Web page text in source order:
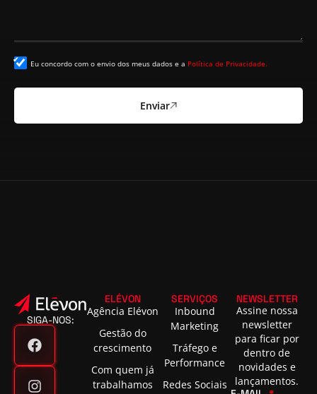
Eu concordo com o envio dos meus dados e a Política de Privacidade.
Enviar
SIGA-NOS:
ELÉVON
Agência Elévon
Gestão do
crescimento
Com quem já
trabalhamos
SERVIÇOS
Inbound
Marketing
Tráfego e
Performance
Redes Sociais
NEWSLETTER
Assine nossa
newsletter
para ficar por
dentro de
novidades e
lançamentos.